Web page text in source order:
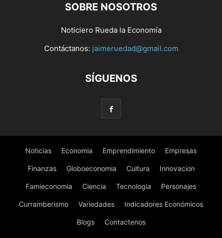
SOBRE NOSOTROS
Noticiero Rueda la Economía
Contáctanos: jaimeruedad@gmail.com
SÍGUENOS
Noticias Economia Emprendimiento Empresas
Finanzas Globoeconomia Cultura Innovacion
Famieconomia Ciencia Tecnologia Personajes
Curramberismo Variedades Indicadores Económicos
Blogs Contactenos